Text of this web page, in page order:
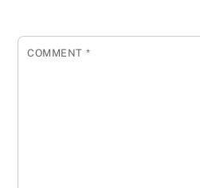
COMMENT *